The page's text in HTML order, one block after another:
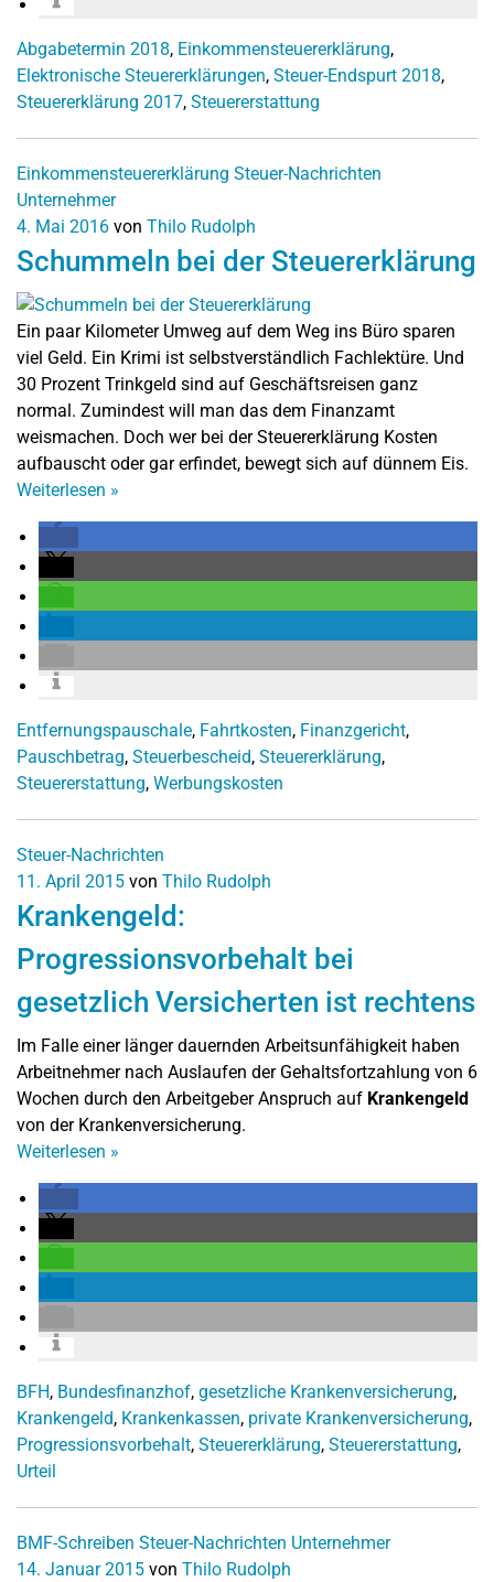
Abgabetermin 2018, Einkommensteuererklärung,
Elektronische Steuererklärungen, Steuer-Endspurt 2018,
Steuererklärung 2017, Steuererstattung
Einkommensteuererklärung Steuer-Nachrichten
Unternehmer
4. Mai 2016 von Thilo Rudolph
Schummeln bei der Steuererklärung
Ein paar Kilometer Umweg auf dem Weg ins Büro sparen
viel Geld. Ein Krimi ist selbstverständlich Fachlektüre. Und
30 Prozent Trinkgeld sind auf Geschäftsreisen ganz
normal. Zumindest will man das dem Finanzamt
weismachen. Doch wer bei der Steuererklärung Kosten
aufbauscht oder gar erfindet, bewegt sich auf dünnem Eis.
Weiterlesen »
Entfernungspauschale, Fahrtkosten, Finanzgericht,
Pauschbetrag, Steuerbescheid, Steuererklärung,
Steuererstattung, Werbungskosten
Steuer-Nachrichten
11. April 2015 von Thilo Rudolph
Krankengeld:
Progressionsvorbehalt bei
gesetzlich Versicherten ist rechtens
Im Falle einer länger dauernden Arbeitsunfähigkeit haben
Arbeitnehmer nach Auslaufen der Gehaltsfortzahlung von 6
Wochen durch den Arbeitgeber Anspruch auf Krankengeld
von der Krankenversicherung.
Weiterlesen »
BFH, Bundesfinanzhof, gesetzliche Krankenversicherung,
Krankengeld, Krankenkassen, private Krankenversicherung,
Progressionsvorbehalt, Steuererklärung, Steuererstattung,
Urteil
BMF-Schreiben Steuer-Nachrichten Unternehmer
14. Januar 2015 von Thilo Rudolph